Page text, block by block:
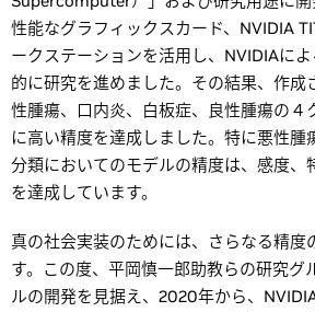
性能なグラフィックスカード、NVIDIA
ークステーションを活用し、NVIDIAに
的に研究を進めました。その結果、作成
性腫瘍、口内炎、白板症、良性腫瘍の４
に高い精度を達成しました。特に悪性腫
分類においてのモデルの精度は、感度、
を達成しています。
真の社会実装のためには、さらなる精度
す。この度、平岡慎一郎助教らの研究グ
ルの開発を見据え、2020年から、